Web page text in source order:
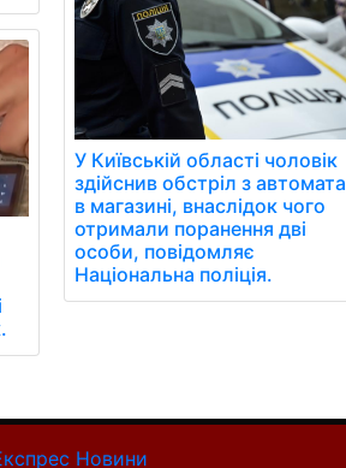
У Київській області чоловік
здійснив обстріл з автомата
в магазині, внаслідок чого
отримали поранення дві
особи, повідомляє
Національна поліція.
Новини